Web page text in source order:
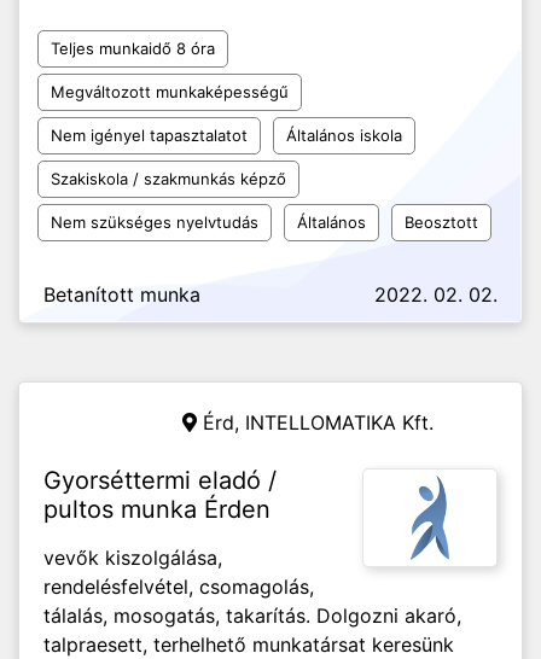
Teljes munkaidő 8 óra
Megváltozott munkaképességű
Nem igényel tapasztalatot Általános iskola
Szakiskola / szakmunkás képző
Nem szükséges nyelvtudás Általános Beosztott
Betanított munka 2022. 02. 02.
Érd, INTELLOMATIKA Kft.
Gyorséttermi eladó /
pultos munka Érden
vevők kiszolgálása,
rendelésfelvétel, csomagolás,
tálalás, mosogatás, takarítás. Dolgozni akaró,
talpraesett, terhelhető munkatársat keresünk